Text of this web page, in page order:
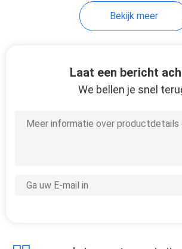
Drukpuzzel
Zelfklevende
Bekijk meer
Laat een bericht
We bellen je snel